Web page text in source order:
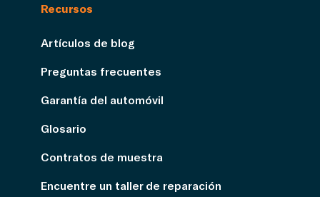
Recursos
Artículos de blog
Preguntas frecuentes
Garantía del automóvil
Glosario
Contratos de muestra
Encuentre un taller de reparación